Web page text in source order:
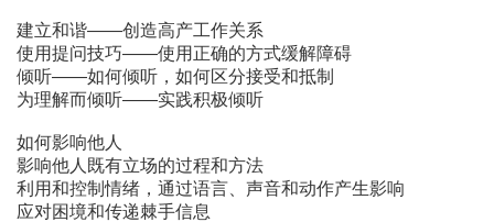
建立和谐――创造高产工作关系
使用提问技巧――使用正确的方式缓解障碍
倾听――如何倾听，如何区分接受和抵制
为理解而倾听――实践积极倾听
如何影响他人
影响他人既有立场的过程和方法
利用和控制情绪，通过语言、声音和动作产生影响
应对困境和传递棘手信息